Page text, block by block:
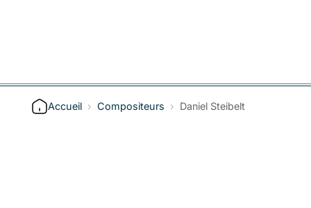
Accueil › Compositeurs › Daniel Steibelt